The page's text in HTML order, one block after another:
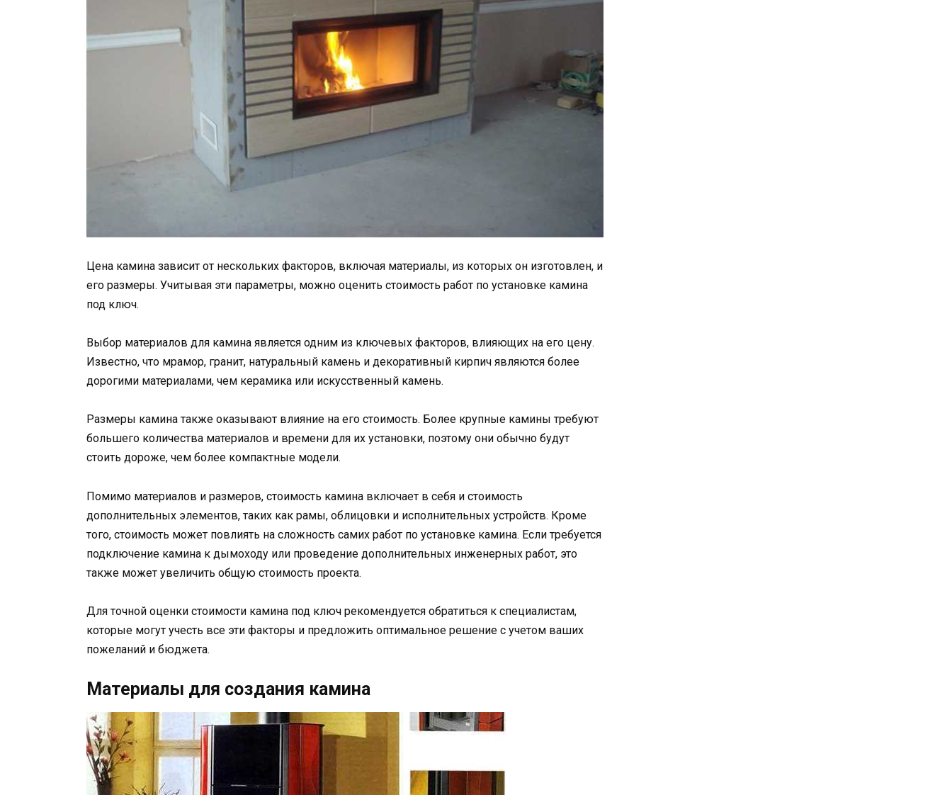
Цена камина зависит от нескольких факторов, включая материалы, из которых он изготовлен, и
его размеры. Учитывая эти параметры, можно оценить стоимость работ по установке камина
под ключ.
Выбор материалов для камина является одним из ключевых факторов, влияющих на его цену.
Известно, что мрамор, гранит, натуральный камень и декоративный кирпич являются более
дорогими материалами, чем керамика или искусственный камень.
Размеры камина также оказывают влияние на его стоимость. Более крупные камины требуют
большего количества материалов и времени для их установки, поэтому они обычно будут
стоить дороже, чем более компактные модели.
Помимо материалов и размеров, стоимость камина включает в себя и стоимость
дополнительных элементов, таких как рамы, облицовки и исполнительных устройств. Кроме
того, стоимость может повлиять на сложность самих работ по установке камина. Если требуется
подключение камина к дымоходу или проведение дополнительных инженерных работ, это
также может увеличить общую стоимость проекта.
Для точной оценки стоимости камина под ключ рекомендуется обратиться к специалистам,
которые могут учесть все эти факторы и предложить оптимальное решение с учетом ваших
пожеланий и бюджета.
Материалы для создания камина